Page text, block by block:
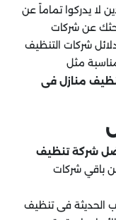
لا يدركوا تماماً عن
عن شركات
شركات التنظيف
مثل
منازل فى
شركة تنظيف
باقي شركات
الحديثة فى تنظيف